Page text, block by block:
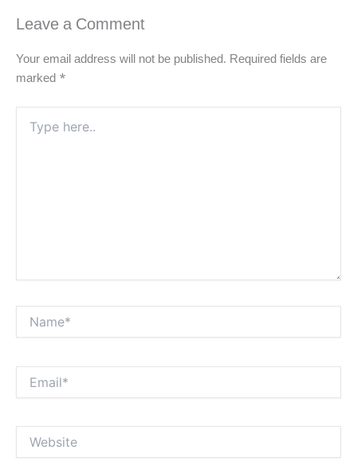
Leave a Comment
Your email address will not be published. Required fields are
marked *
here..